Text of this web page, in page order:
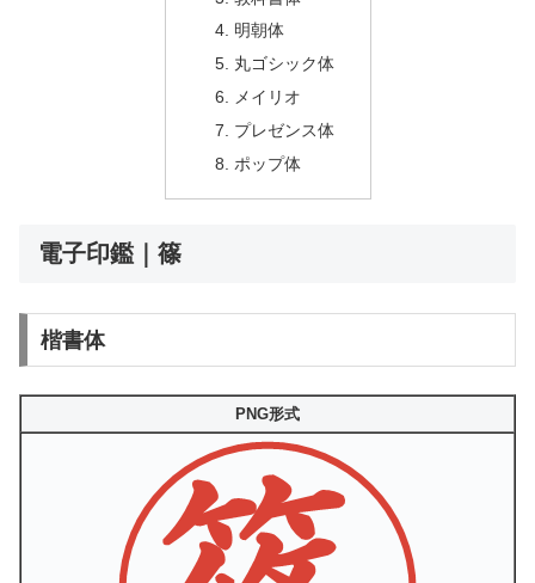
明朝体
丸ゴシック体
メイリオ
プレゼンス体
ポップ体
電子印鑑｜篠
楷書体
PNG形式